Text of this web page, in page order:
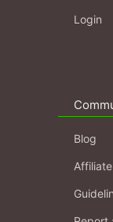
Login
Blog